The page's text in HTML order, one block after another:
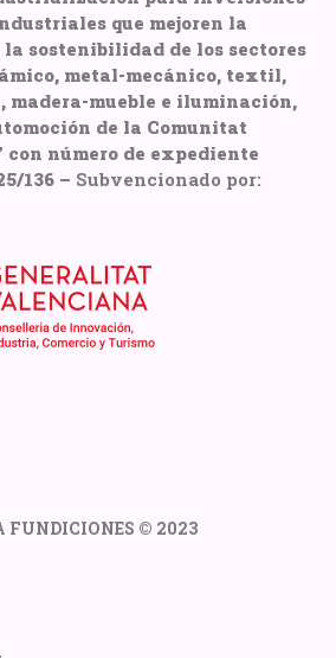
que mejoren la
sostenibilidad de los sectores
metal-mecánico, textil,
madera-mueble e iluminación,
de la Comunitat
con número de expediente
136 – Subvencionado por:
FUNDICIONES © 2023